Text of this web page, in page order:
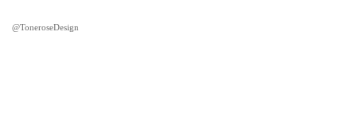
@ToneroseDesign